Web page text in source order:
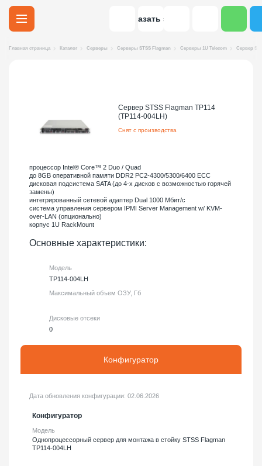
Заказать звонок
Главная страница Каталог Серверы Серверы STSS Flagman Серверы 1U Telecom Сервер
Сервер STSS Flagman TP114
(TP114-004LH)
Снят с производства
процессор Intel® Core™ 2 Duo / Quad
до 8GB оперативной памяти DDR2 PC2-4300/5300/6400 ECC
дисковая подсистема SATA (до 4-х дисков с возможностью горячей
замены)
интегрированный сетевой адаптер Dual 1000 Мбит/с
система управления сервером IPMI Server Management w/ KVM-
over-LAN (опционально)
корпус 1U RackMount
Конфигуратор
Дата обновления конфигурации: 02.06.2026
Конфигуратор
Модель
Однопроцессорный сервер для монтажа в стойку STSS Flagman
TP114-004LH
Основные характеристики:
Модель
TP114-004LH
Максимальный объем ОЗУ, Гб
Дисковые отсеки
0